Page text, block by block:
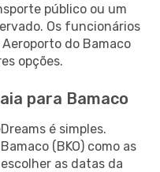
público ou um
Os funcionários
do Bamaco
opções.
para Bamaco
é simples.
(BKO) como as
as datas da